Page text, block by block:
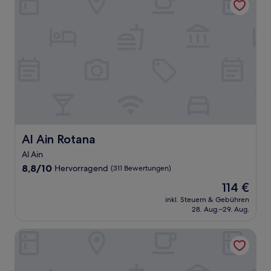
Al Ain Rotana
Al Ain Rotana
Al Ain
8.8
8,8/10 Hervorragend (311 Bewertungen)
Der
Preis
beträgt
114 €
inkl. Steuern & Gebühren
28. Aug.–29. Aug.